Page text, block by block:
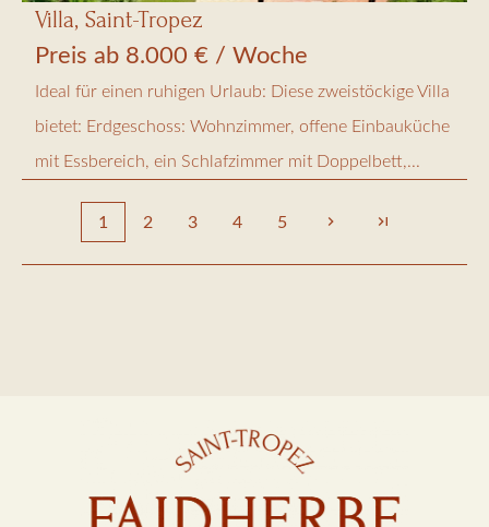
Villa, Saint-Tropez
Preis ab 8.000 € / Woche
Ideal für einen ruhigen Urlaub: Diese zweistöckige Villa
bietet: Erdgeschoss: Wohnzimmer, offene Einbauküche
mit Essbereich, ein Schlafzimmer mit Doppelbett,...
1 2 3 4 5